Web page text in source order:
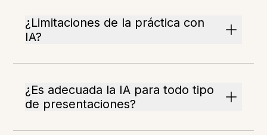
¿Limitaciones de la práctica con
IA?
¿Es adecuada la IA para todo tipo
de presentaciones?